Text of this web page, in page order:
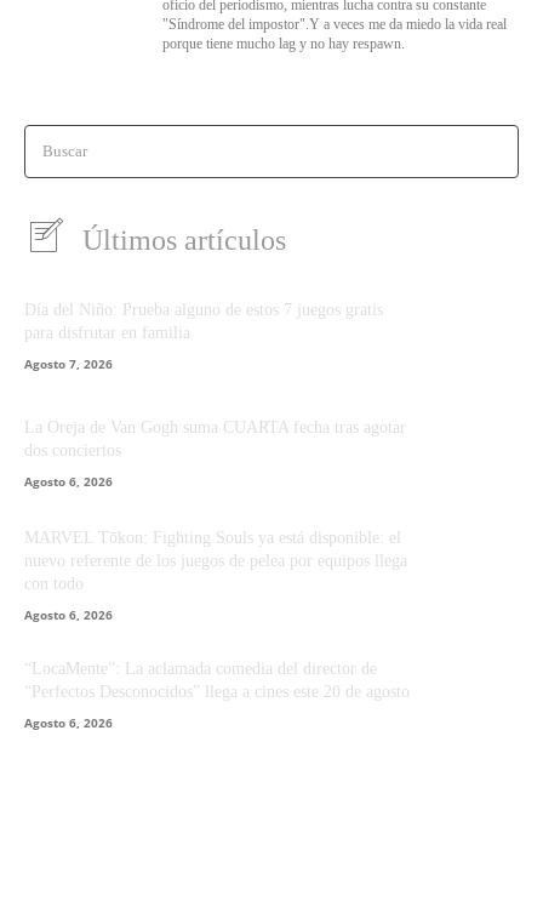
oficio del periodismo, mientras lucha contra su constante
"Síndrome del impostor".Y a veces me da miedo la vida real
porque tiene mucho lag y no hay respawn.
Buscar
Últimos artículos
Día del Niño: Prueba alguno de estos 7 juegos gratis
para disfrutar en familia
Agosto 7, 2026
La Oreja de Van Gogh suma CUARTA fecha tras agotar
dos conciertos
Agosto 6, 2026
MARVEL Tōkon: Fighting Souls ya está disponible: el
nuevo referente de los juegos de pelea por equipos llega
con todo
Agosto 6, 2026
“LocaMente”: La aclamada comedia del director de
“Perfectos Desconocidos” llega a cines este 20 de agosto
Agosto 6, 2026